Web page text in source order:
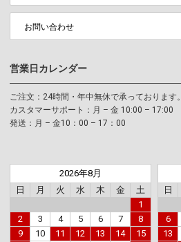
お問い合わせ
営業日カレンダー
ご注文：24時間・年中無休で承っております。
カスタマーサポート：月 – 金 10:00 – 17:00
発送：月 – 金10：00 – 17：00
2026年8月
日
月 火 水 木 金
土
1
2
3 4 5 6 7
8
9
10 11 12 13 14
15
日
6
13